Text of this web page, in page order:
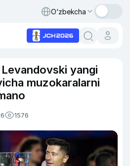
O‘zbekcha
yangi
muzokaralarni
1576